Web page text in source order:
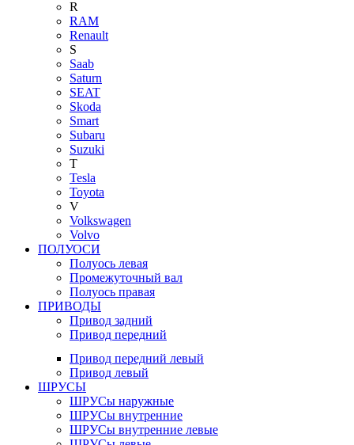
R
RAM
Renault
S
Saab
Saturn
SEAT
Skoda
Smart
Subaru
Suzuki
T
Tesla
Toyota
V
Volkswagen
Volvo
ПОЛУОСИ
Полуось левая
Промежуточный вал
Полуось правая
ПРИВОДЫ
Привод задний
Привод передний
Привод передний левый
Привод левый
ШРУСЫ
ШРУСы наружные
ШРУСы внутренние
ШРУСы внутренние левые